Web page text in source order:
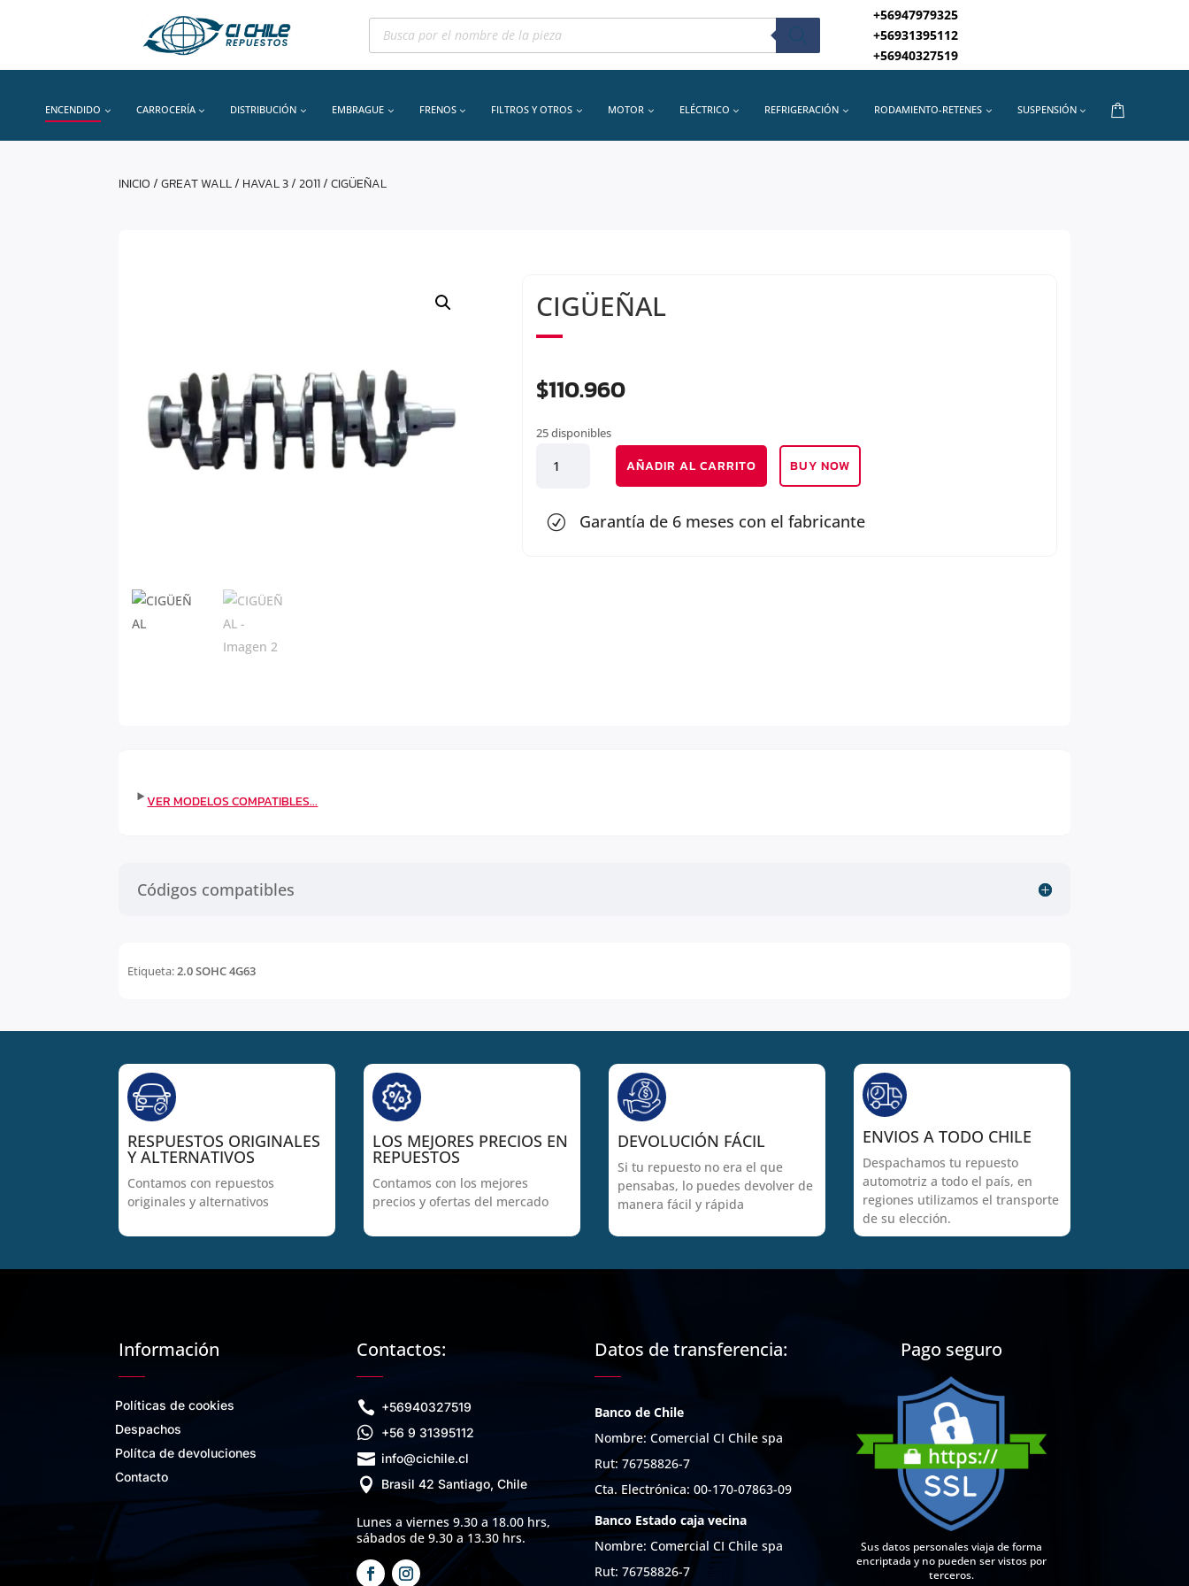
Búsqueda
productos
+56947979325
+56931395112
+56940327519
ENCENDIDO CARROCERÍA DISTRIBUCIÓN EMBRAGUE FRENOS FILTROS Y OTROS MOTOR ELÉCTRICO REFRIGERACIÓN RODAMIENTO-RETENES SUSPENSIÓN
INICIO/GREAT WALL/ HAVAL 3/2011/ CIGÜEÑAL
CIGÜEÑAL
$110.960
25 disponibles
cantidad
AÑADIR AL CARRITO BUY NOW
R Garantía de 6 meses con el fabricante
Códigos compatibles
Etiqueta: 2.0 SOHC 4G63
RESPUESTOS ORIGINALES
Y ALTERNATIVOS
Contamos con repuestos
originales y alternativos
LOS MEJORES PRECIOS EN
REPUESTOS
Contamos con los mejores
precios y ofertas del mercado
DEVOLUCIÓN FÁCIL
Si tu repuesto no era el que
pensabas, lo puedes devolver de
manera fácil y rápida
ENVIOS A TODO CHILE
Despachamos tu repuesto
automotriz a todo el país, en
regiones utilizamos el transporte
de su elección.
Información
Políticas de cookies
Despachos
Polítca de devoluciones
Contacto
Contactos:
 +56940327519
 +56 9 31395112
 info@cichile.cl
 Brasil 42 Santiago, Chile
Lunes a viernes 9.30 a 18.00 hrs,
sábados de 9.30 a 13.30 hrs.
Datos de transferencia:
Banco de Chile
Nombre: Comercial CI Chile spa
Rut: 76758826-7
Cta. Electrónica: 00-170-07863-09
Banco Estado caja vecina
Nombre: Comercial CI Chile spa
Rut: 76758826-7
Pago seguro
Sus datos personales viaja de forma
encriptada y no pueden ser vistos por
terceros.